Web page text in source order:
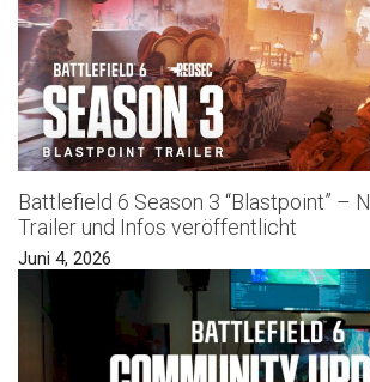
Battlefield 6 Season 3 “Blastpoint” –
Trailer und Infos veröffentlicht
Juni 4, 2026